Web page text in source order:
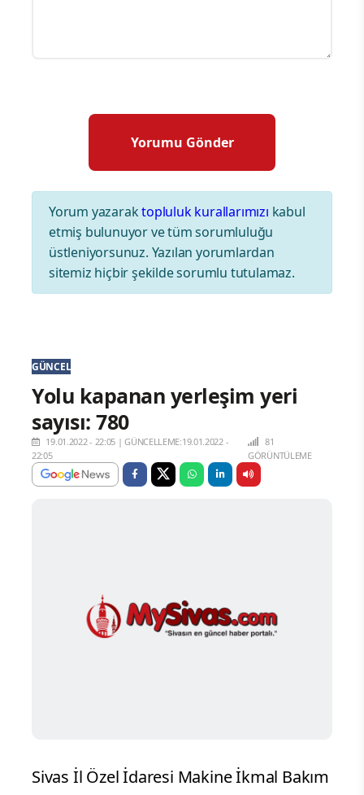
Yorum yazaraktopluluk kurallarımızı kabul
etmiş bulunuyor ve tüm sorumluluğu
üstleniyorsunuz. Yazılan yorumlardan
sitemiz hiçbir şekilde sorumlu tutulamaz.
GÜNCEL
Yolu kapanan yerleşim yeri
sayısı: 780
19.01.2022 - 22:05 |GÜNCELLEME:19.01.2022 -
22:05
81
GÖRÜNTÜLEME
Sivas İl Özel İdaresi Makine İkmal Bakım